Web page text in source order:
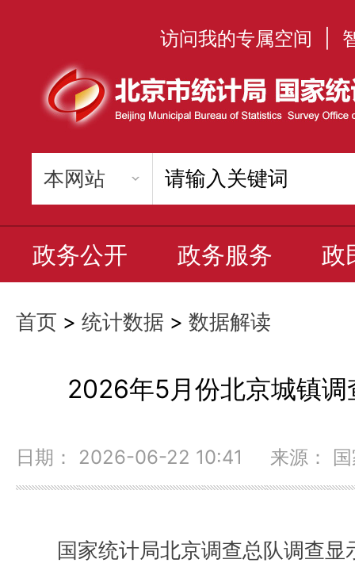
访问我的专属空间
政务公开 政务服务 政
首页 > 统计数据 > 数据解读
2026年5月份北京城镇调
日期： 2026-06-22 10:41 来源： 国
国家统计局北京调查总队调查